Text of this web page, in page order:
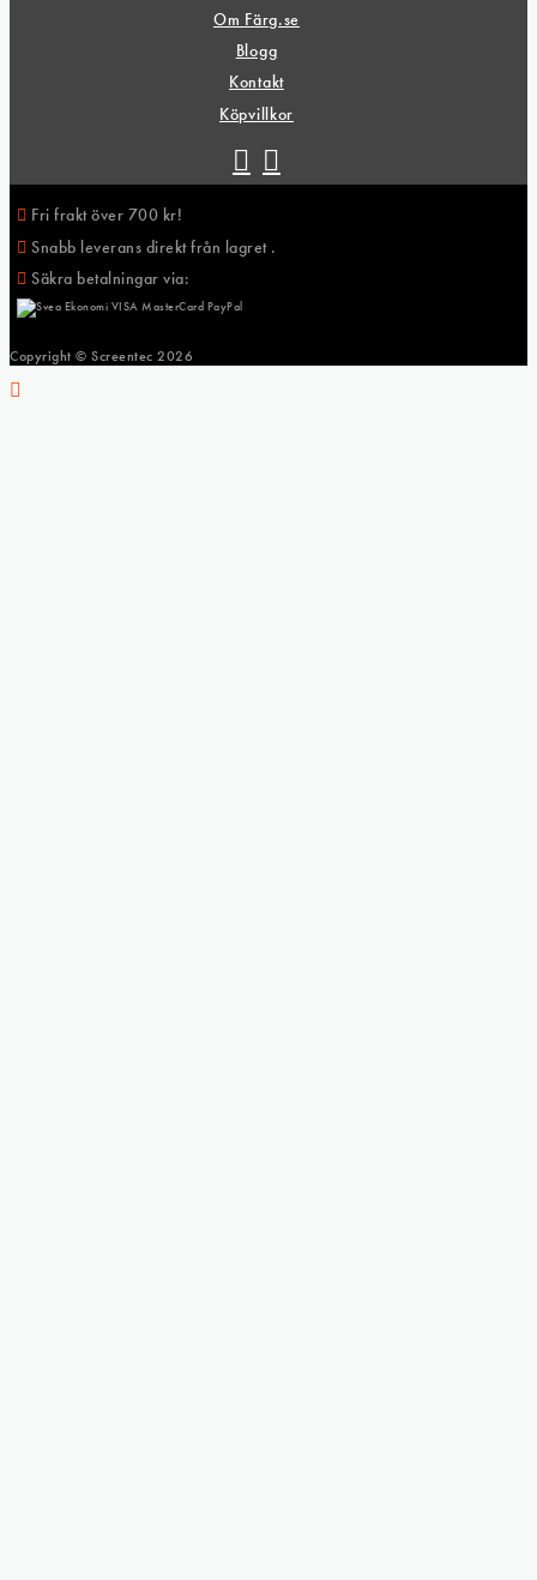
Om Färg.se
Blogg
Kontakt
Köpvillkor
Fri frakt över 700 kr!
Snabb leverans direkt från lagret .
Säkra betalningar via:
Copyright © Screentec 2026